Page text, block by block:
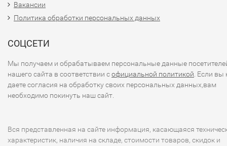
Вакансии
Политика обработки персональных данных
СОЦСЕТИ
Мы получаем и обрабатываем персональные данные
нашего сайта в соответствии софициальной политикой . Если вы
даете согласия на обработку своих персональных данных,вам
необходимо покинуть наш сайт.
Вся представленная на сайте информация, касающаяся
характеристик, наличия на складе, стоимости товаров, скидок и